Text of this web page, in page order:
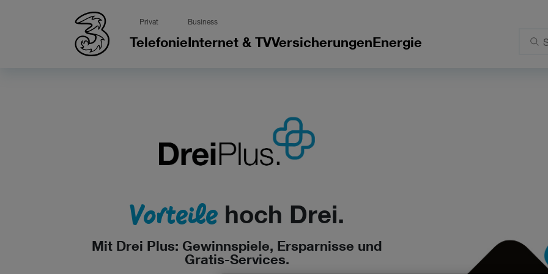
Privat Business
TelefonieInternet & TVVersicherungenEnergie
Vorteile hoch Drei.
Mit Drei Plus: Gewinnspiele, Ersparnisse und
Gratis-Services.